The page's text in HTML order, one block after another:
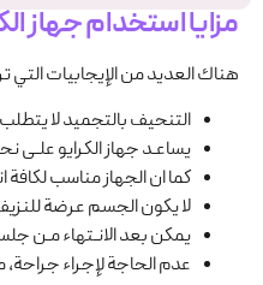
مزايا استخدام جهاز
هناك العديد من الإيجابيات التي
التنحيف بالتجميد لا
يساعـد جهاز الكرايو
كما ان الجهاز مناسب لكافة
لا يكون الجسم عرضة
يمكن بعد الانـتهاء مـن
عدم الحاجة لإجراء